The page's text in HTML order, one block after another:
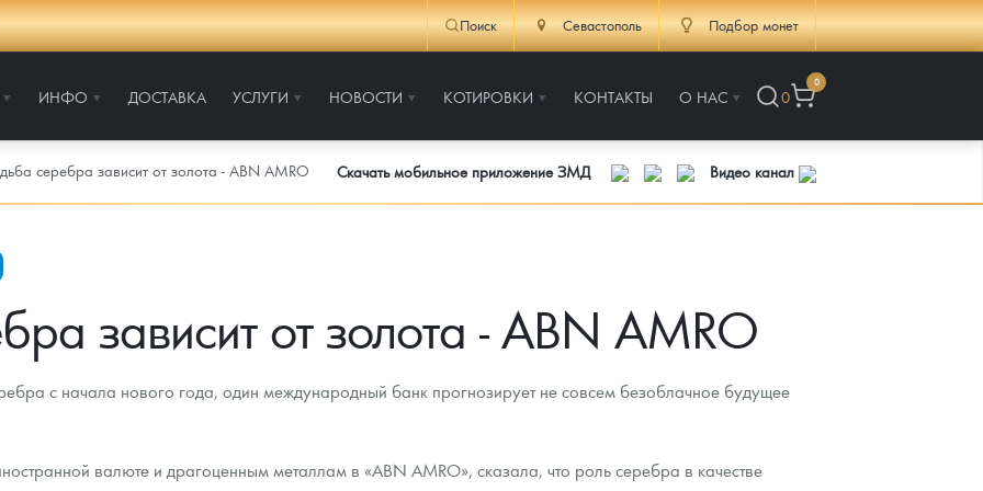
Поиск Севастополь Подбор монет
ИНФО ДОСТАВКА УСЛУГИ НОВОСТИ КОТИРОВКИ КОНТАКТЫ О НАС 0
0
серебра зависит от золота - ABN AMRO Скачать мобильное приложение ЗМД Видео канал
зависит от золота - ABN AMRO
с начала нового года, один международный банк прогнозирует не совсем безоблачное будущее
валюте и драгоценным металлам в «ABN AMRO», сказала, что роль серебра в качестве